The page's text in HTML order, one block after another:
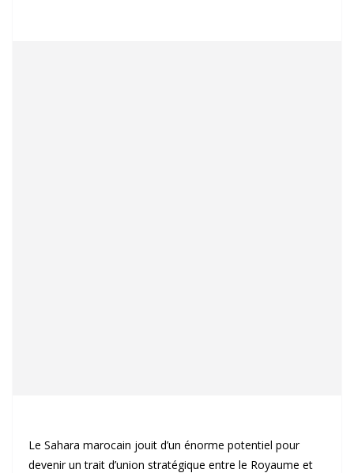
Le Sahara marocain jouit d’un énorme potentiel pour
devenir un trait d’union stratégique entre le Royaume et